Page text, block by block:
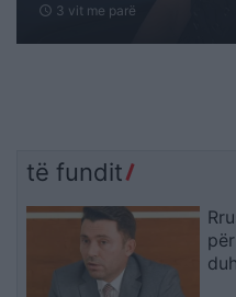
schedule 3 vit me parë
të fundit